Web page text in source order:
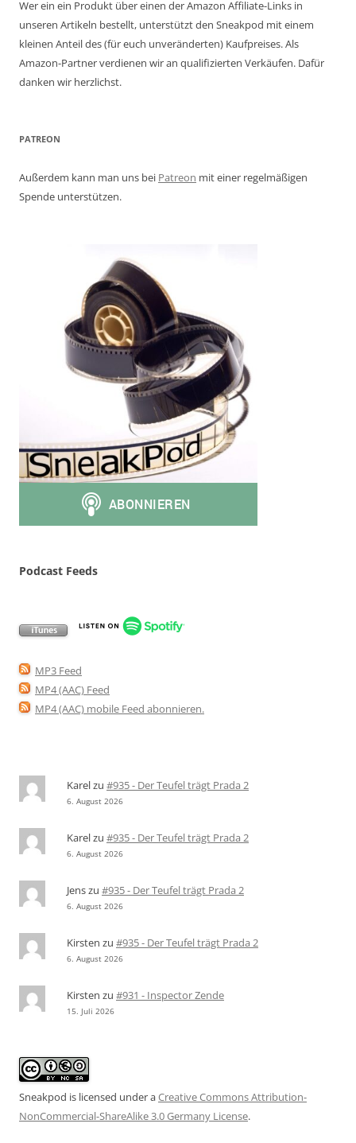
Wer ein ein Produkt über einen der Amazon Affiliate-Links in
unseren Artikeln bestellt, unterstützt den Sneakpod mit einem
kleinen Anteil des (für euch unveränderten) Kaufpreises. Als
Amazon-Partner verdienen wir an qualifizierten Verkäufen. Dafür
danken wir herzlichst.
PATREON
Außerdem kann man uns bei Patreon mit einer regelmäßigen
Spende unterstützen.
Podcast Feeds
MP3 Feed
MP4 (AAC) Feed
MP4 (AAC) mobile Feed abonnieren.
Karelzu #935 - Der Teufel trägt Prada 2
6. August 2026
Karelzu #935 - Der Teufel trägt Prada 2
6. August 2026
Jenszu #935 - Der Teufel trägt Prada 2
6. August 2026
Kirsten zu #935 - Der Teufel trägt Prada 2
6. August 2026
Kirsten zu #931 - Inspector Zende
15. Juli 2026
Sneakpod is licensed under aCreative Commons Attribution-
NonCommercial-ShareAlike 3.0 Germany License.